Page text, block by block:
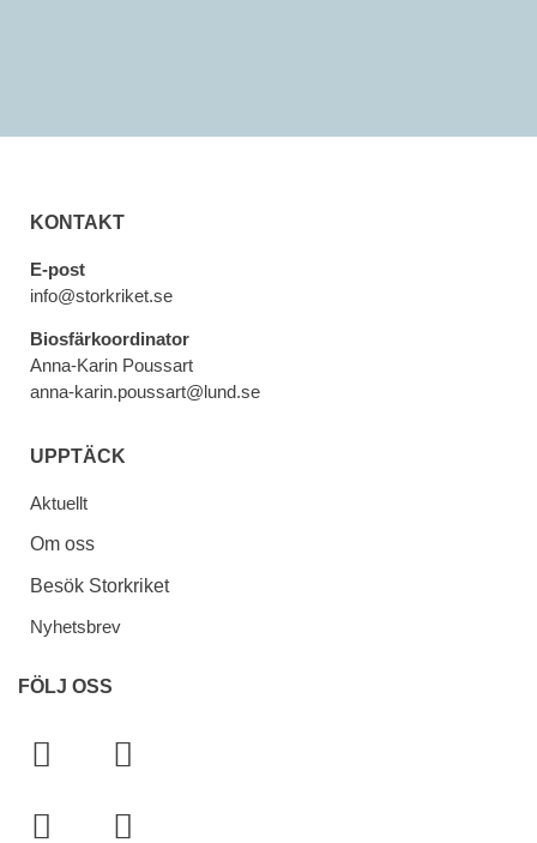
KONTAKT
E-post
info@storkriket.se
Biosfärkoordinator
Anna-Karin Poussart
anna-karin.poussart@lund.se
UPPTÄCK
Aktuellt
Om oss
Besök Storkriket
Nyhetsbrev
FÖLJ OSS